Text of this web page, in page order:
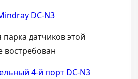
DC-N3
датчиков этой
4-й порт DC-N3